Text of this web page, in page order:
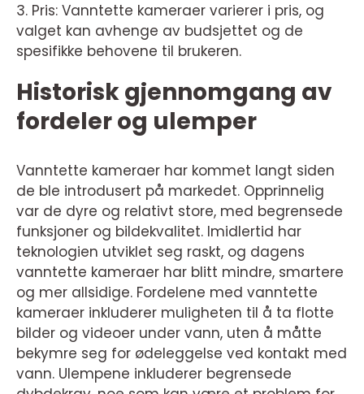
3. Pris: Vanntette kameraer varierer i pris, og
valget kan avhenge av budsjettet og de
spesifikke behovene til brukeren.
Historisk gjennomgang av
fordeler og ulemper
Vanntette kameraer har kommet langt siden
de ble introdusert på markedet. Opprinnelig
var de dyre og relativt store, med begrensede
funksjoner og bildekvalitet. Imidlertid har
teknologien utviklet seg raskt, og dagens
vanntette kameraer har blitt mindre, smartere
og mer allsidige. Fordelene med vanntette
kameraer inkluderer muligheten til å ta flotte
bilder og videoer under vann, uten å måtte
bekymre seg for ødeleggelse ved kontakt med
vann. Ulempene inkluderer begrensede